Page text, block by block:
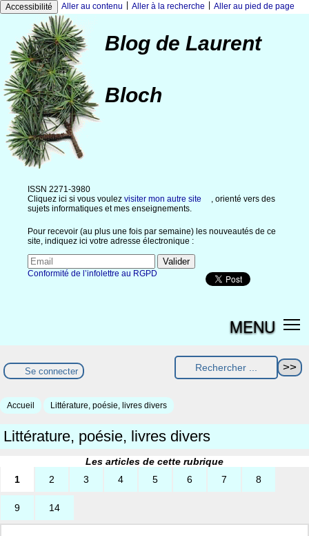
Accessibilité Aller au contenu Aller à la recherche Aller au pied de page
Blog de Laurent
Bloch
ISSN 2271-3980
Cliquez ici si vous voulez visiter mon autre site
, orienté vers des
sujets informatiques et mes enseignements.
Pour recevoir (au plus une fois par semaine) les nouveautés de ce
site, indiquez ici votre adresse électronique :
Conformité de l’infolettre au RGPD
MENU
Se connecter
Accueil Littérature, poésie, livres divers
Littérature, poésie, livres divers
Les articles de cette rubrique
1
2 3 4 5 6 7 8
9 14